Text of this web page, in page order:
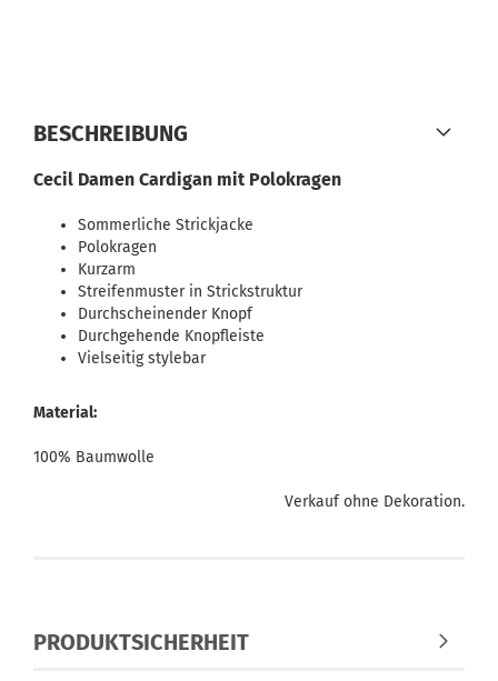
BESCHREIBUNG
Cecil Damen Cardigan mit Polokragen
Sommerliche Strickjacke
Polokragen
Kurzarm
Streifenmuster in Strickstruktur
Durchscheinender Knopf
Durchgehende Knopfleiste
Vielseitig stylebar
Material:
100% Baumwolle
Verkauf ohne Dekoration.
PRODUKTSICHERHEIT